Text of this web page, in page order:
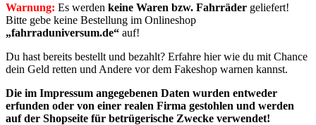
Warnung: Es werden keine Waren bzw. Fahrräder geliefert!
Bitte gebe keine Bestellung im Onlineshop
„fahrraduniversum.de“ auf!
Du hast bereits bestellt und bezahlt? Erfahre hier wie du mit Chance
dein Geld retten und Andere vor dem Fakeshop warnen kannst.
Die im Impressum angegebenen Daten wurden entweder
erfunden oder von einer realen Firma gestohlen und werden
auf der Shopseite für betrügerische Zwecke verwendet!